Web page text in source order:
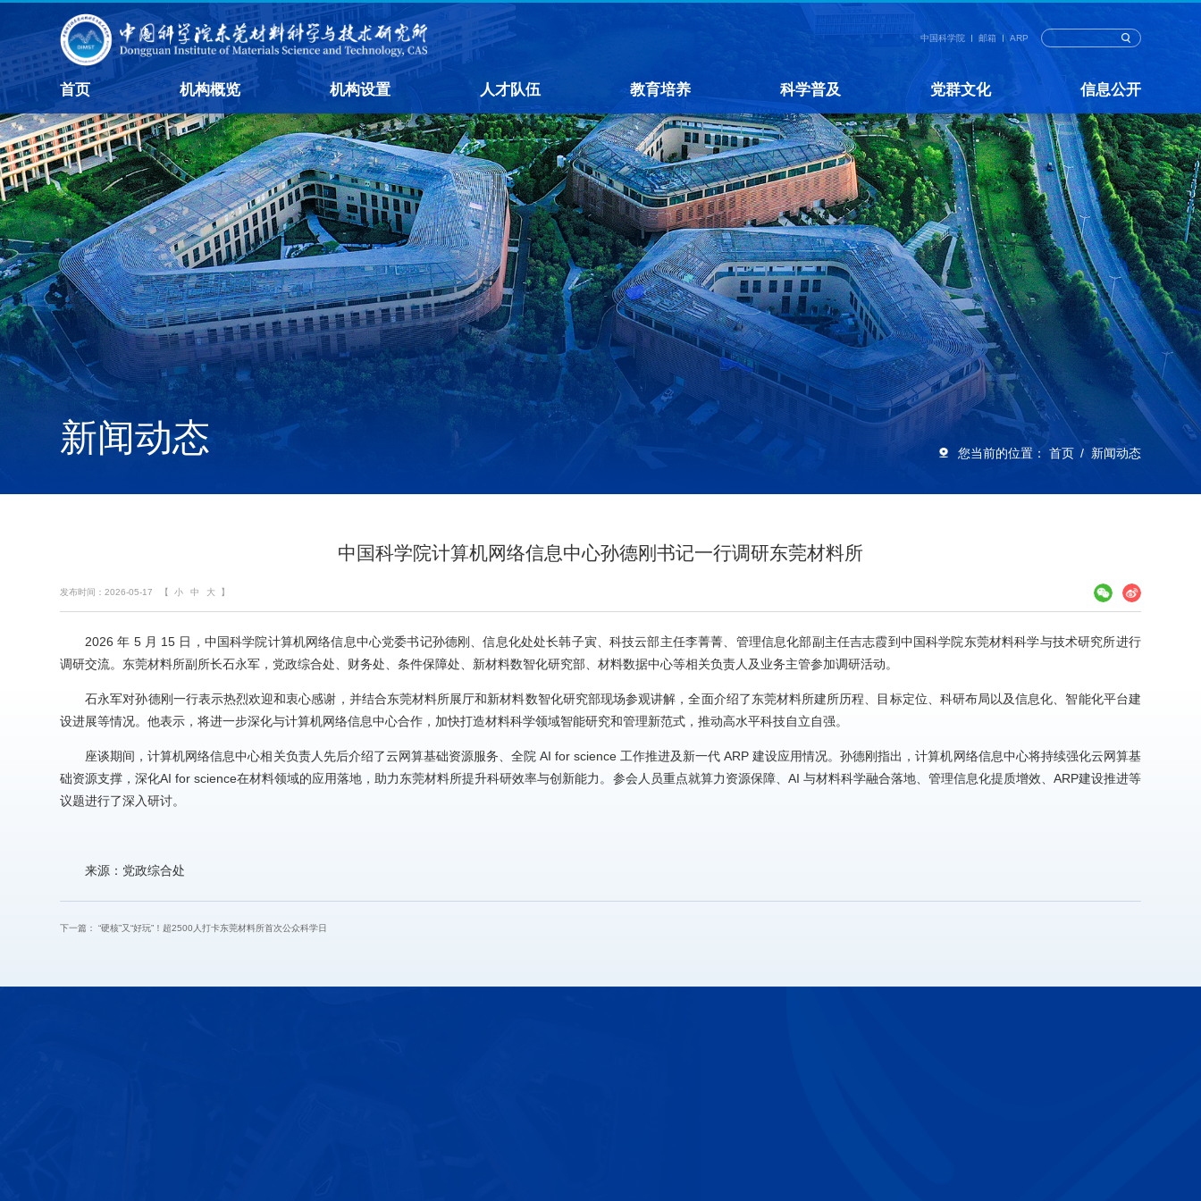
中国科学院 邮箱 ARP
首页 机构概览 机构设置 人才队伍 教育培养 科学普及 党群文化 信息公开
新闻动态 您当前的位置： 首页 新闻动态
中国科学院计算机网络信息中心孙德刚书记一行调研东莞材料所
发布时间：2026-05-17 【小 中 大 】
2026 年 5 月 15 日，中国科学院计算机网络信息中心党委书记孙德刚、信息化处处长韩子寅、科技云部主任李菁菁、管理信息化部副主任吉志霞到中国科学院东莞材料科学与技术研究所进行
调研交流。东莞材料所副所长石永军，党政综合处、财务处、条件保障处、新材料数智化研究部、材料数据中心等相关负责人及业务主管参加调研活动。
石永军对孙德刚一行表示热烈欢迎和衷心感谢，并结合东莞材料所展厅和新材料数智化研究部现场参观讲解，全面介绍了东莞材料所建所历程、目标定位、科研布局以及信息化、智能化平台建
设进展等情况。他表示，将进一步深化与计算机网络信息中心合作，加快打造材料科学领域智能研究和管理新范式，推动高水平科技自立自强。
座谈期间，计算机网络信息中心相关负责人先后介绍了云网算基础资源服务、全院 AI for science 工作推进及新一代 ARP 建设应用情况。孙德刚指出，计算机网络信息中心将持续强化云网算基
础资源支撑，深化AI for science在材料领域的应用落地，助力东莞材料所提升科研效率与创新能力。参会人员重点就算力资源保障、AI 与材料科学融合落地、管理信息化提质增效、ARP建设推进等
议题进行了深入研讨。
来源：党政综合处
下一篇： “硬核”又“好玩”！超2500人打卡东莞材料所首次公众科学日